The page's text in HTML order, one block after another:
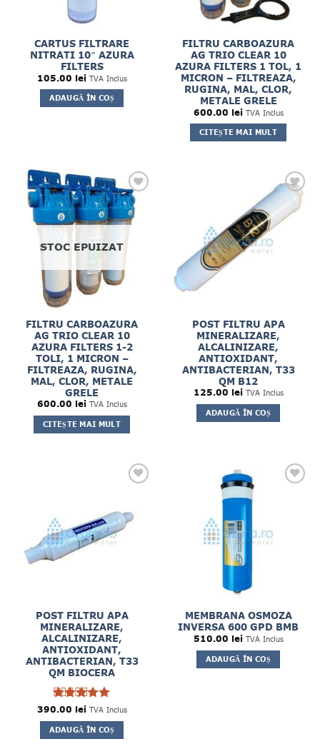
CARTUS FILTRARE
NITRATI 10″ AZURA
FILTERS
105.00 lei TVA Inclus
ADAUGĂ ÎN COȘ
FILTRU CARBOAZURA
AG TRIO CLEAR 10
AZURA FILTERS 1 TOL, 1
MICRON – FILTREAZA,
RUGINA, MAL, CLOR,
METALE GRELE
600.00 lei TVA Inclus
CITEȘTE MAI MULT
STOC EPUIZAT
FILTRU CARBOAZURA
AG TRIO CLEAR 10
AZURA FILTERS 1-2
TOLI, 1 MICRON –
FILTREAZA, RUGINA,
MAL, CLOR, METALE
GRELE
600.00 lei TVA Inclus
CITEȘTE MAI MULT
POST FILTRU APA
MINERALIZARE,
ALCALINIZARE,
ANTIOXIDANT,
ANTIBACTERIAN, T33
QM B12
125.00 lei TVA Inclus
ADAUGĂ ÎN COȘ
POST FILTRU APA
MINERALIZARE,
ALCALINIZARE,
ANTIOXIDANT,
ANTIBACTERIAN, T33
QM BIOCERA
Evaluat la
5din 5
390.00 lei TVA Inclus
ADAUGĂ ÎN COȘ
MEMBRANA OSMOZA
INVERSA 600 GPD BMB
510.00 lei TVA Inclus
ADAUGĂ ÎN COȘ